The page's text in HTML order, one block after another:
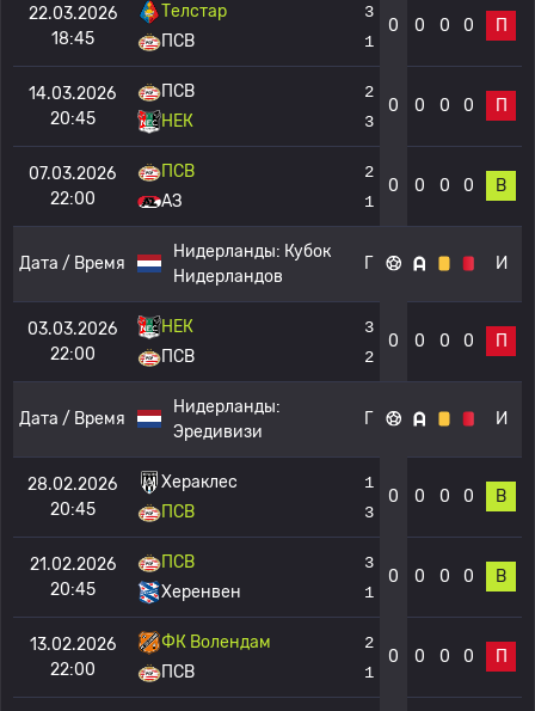
22.03.2026
18:45
Телстар
ПСВ
3
1
0 0 0 0 П
14.03.2026
20:45
ПСВ
НЕК
2
3
0 0 0 0 П
07.03.2026
22:00
ПСВ
АЗ
2
1
0 0 0 0 В
Дата / Время
Нидерланды: Кубок
Нидерландов
Г И
03.03.2026
22:00
НЕК
ПСВ
3
2
0 0 0 0 П
Дата / Время
Нидерланды:
Эредивизи
Г И
28.02.2026
20:45
Хераклес
ПСВ
1
3
0 0 0 0 В
21.02.2026
20:45
ПСВ
Херенвен
3
1
0 0 0 0 В
13.02.2026
22:00
ФК Волендам
ПСВ
2
1
0 0 0 0 П